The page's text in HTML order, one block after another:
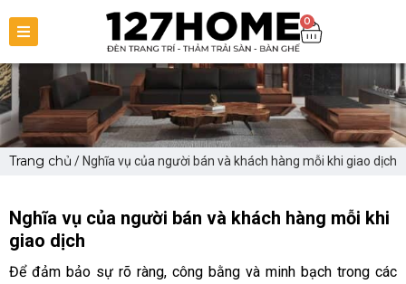
0
Trang chủ / Nghĩa vụ của người bán và khách hàng mỗi khi giao dịch
Nghĩa vụ của người bán và khách hàng mỗi khi
giao dịch
Để đảm bảo sự rõ ràng, công bằng và minh bạch trong các